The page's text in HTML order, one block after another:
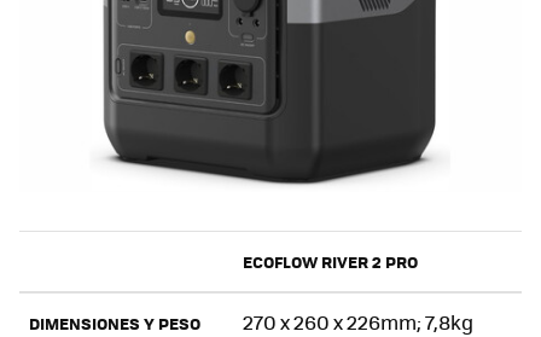
ECOFLOW RIVER 2 PRO
DIMENSIONES Y PESO 270 x 260 x 226mm; 7,8kg